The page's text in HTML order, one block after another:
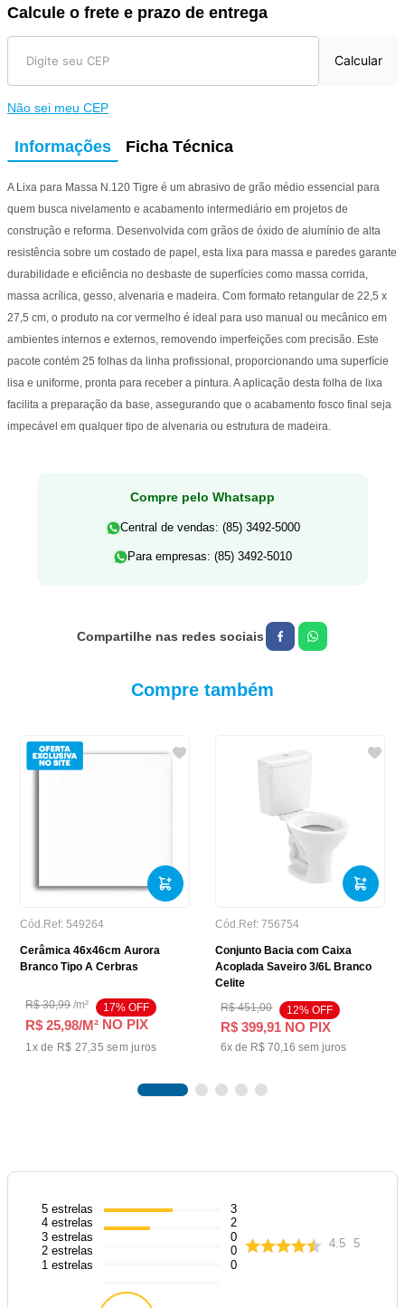
Calcule o frete e prazo de entrega
Calcular
Não sei meu CEP
Informações Ficha Técnica
A Lixa para Massa N.120 Tigre é um abrasivo de grão médio essencial para
quem busca nivelamento e acabamento intermediário em projetos de
construção e reforma. Desenvolvida com grãos de óxido de alumínio de alta
resistência sobre um costado de papel, esta lixa para massa e paredes garante
durabilidade e eficiência no desbaste de superfícies como massa corrida,
massa acrílica, gesso, alvenaria e madeira. Com formato retangular de 22,5 x
27,5 cm, o produto na cor vermelho é ideal para uso manual ou mecânico em
ambientes internos e externos, removendo imperfeições com precisão. Este
pacote contém 25 folhas da linha profissional, proporcionando uma superfície
lisa e uniforme, pronta para receber a pintura. A aplicação desta folha de lixa
facilita a preparação da base, assegurando que o acabamento fosco final seja
impecável em qualquer tipo de alvenaria ou estrutura de madeira.
Compre pelo Whatsapp
Central de vendas: (85) 3492-5000
Para empresas: (85) 3492-5010
Compre também
Cód.Ref: 549264
Cerâmica 46x46cm Aurora
Branco Tipo A Cerbras
R$ 30,99/m² 17% OFF
R$ 25,98/M² NO PIX
1x de R$ 27,35 sem juros
Cód.Ref: 756754
Conjunto Bacia com Caixa
Acoplada Saveiro 3/6L Branco
Celite
R$ 451,00 12% OFF
R$ 399,91 NO PIX
6x de R$ 70,16 sem juros
5 estrelas
4 estrelas
3 estrelas
2 estrelas
1 estrelas
3
2
0
0
0
4.5 5